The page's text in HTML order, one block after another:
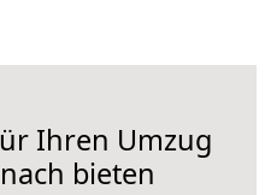
Ihren Umzug
bieten